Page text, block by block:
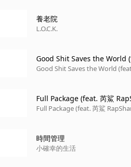
養老院
L.O.C.K.
Good Shit Saves the World
Good Shit Saves the World
Full Package (feat. 芮鯊
Full Package (feat. 芮鯊
時間管理
小確幸的生活